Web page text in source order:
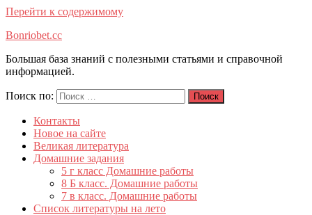
Перейти к содержимому
Bonriobet.cc
Большая база знаний с полезными статьями и справочной
информацией.
Поиск по: Поиск
Контакты
Новое на сайте
Великая литература
Домашние задания
5 г класс Домашние работы
8 Б класс. Домашние работы
7 в класс. Домашние работы
Список литературы на лето